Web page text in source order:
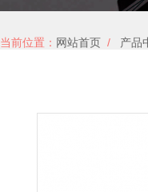
当前位置： 网站首页 / 产品